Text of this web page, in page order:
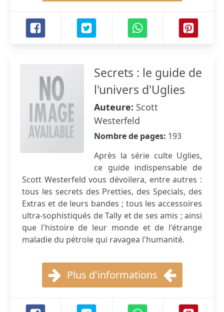
Secrets : le guide de
l'univers d'Uglies
Auteure: Scott
Westerfeld
Nombre de pages: 193
Après la série culte Uglies,
ce guide indispensable de
Scott Westerfeld vous dévoilera, entre autres :
tous les secrets des Pretties, des Specials, des
Extras et de leurs bandes ; tous les accessoires
ultra-sophistiqués de Tally et de ses amis ; ainsi
que l'histoire de leur monde et de l'étrange
maladie du pétrole qui ravagea l'humanité.
Plus d'informations